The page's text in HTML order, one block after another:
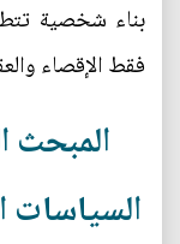
بناء شخصية
فقط الإقصاء
المبحث
السياسات